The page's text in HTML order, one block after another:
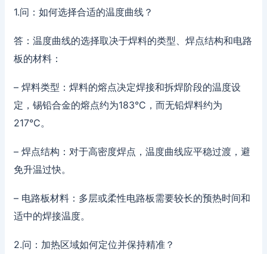
1.问：如何选择合适的温度曲线？
答：温度曲线的选择取决于焊料的类型、焊点结构和电路
板的材料：
– 焊料类型：焊料的熔点决定焊接和拆焊阶段的温度设
定，锡铅合金的熔点约为183°C，而无铅焊料约为
217°C。
– 焊点结构：对于高密度焊点，温度曲线应平稳过渡，避
免升温过快。
– 电路板材料：多层或柔性电路板需要较长的预热时间和
适中的焊接温度。
2.问：加热区域如何定位并保持精准？